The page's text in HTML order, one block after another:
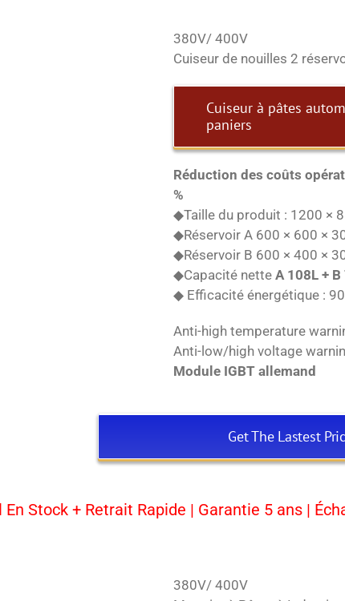
380V/ 400V
Cuiseur de nouilles 2
Cuiseur à pâtes
paniers
Réduction des coûts
%
◆Taille du produit : 1200 ×
◆Réservoir A 600 × 600 ×
◆Réservoir B 600 × 400 ×
◆Capacité netteA 108L + B
◆ Efficacité énergétique :
Anti-high temperature
Anti-low/high voltage
Module IGBT allemand
Get The Lastest
En Stock + Retrait Rapide | Garantie 5 ans |
380V/ 400V